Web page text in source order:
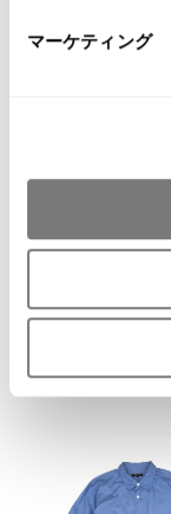
マーケティング
COMME des
PLUS Pigment
Striped Shirt